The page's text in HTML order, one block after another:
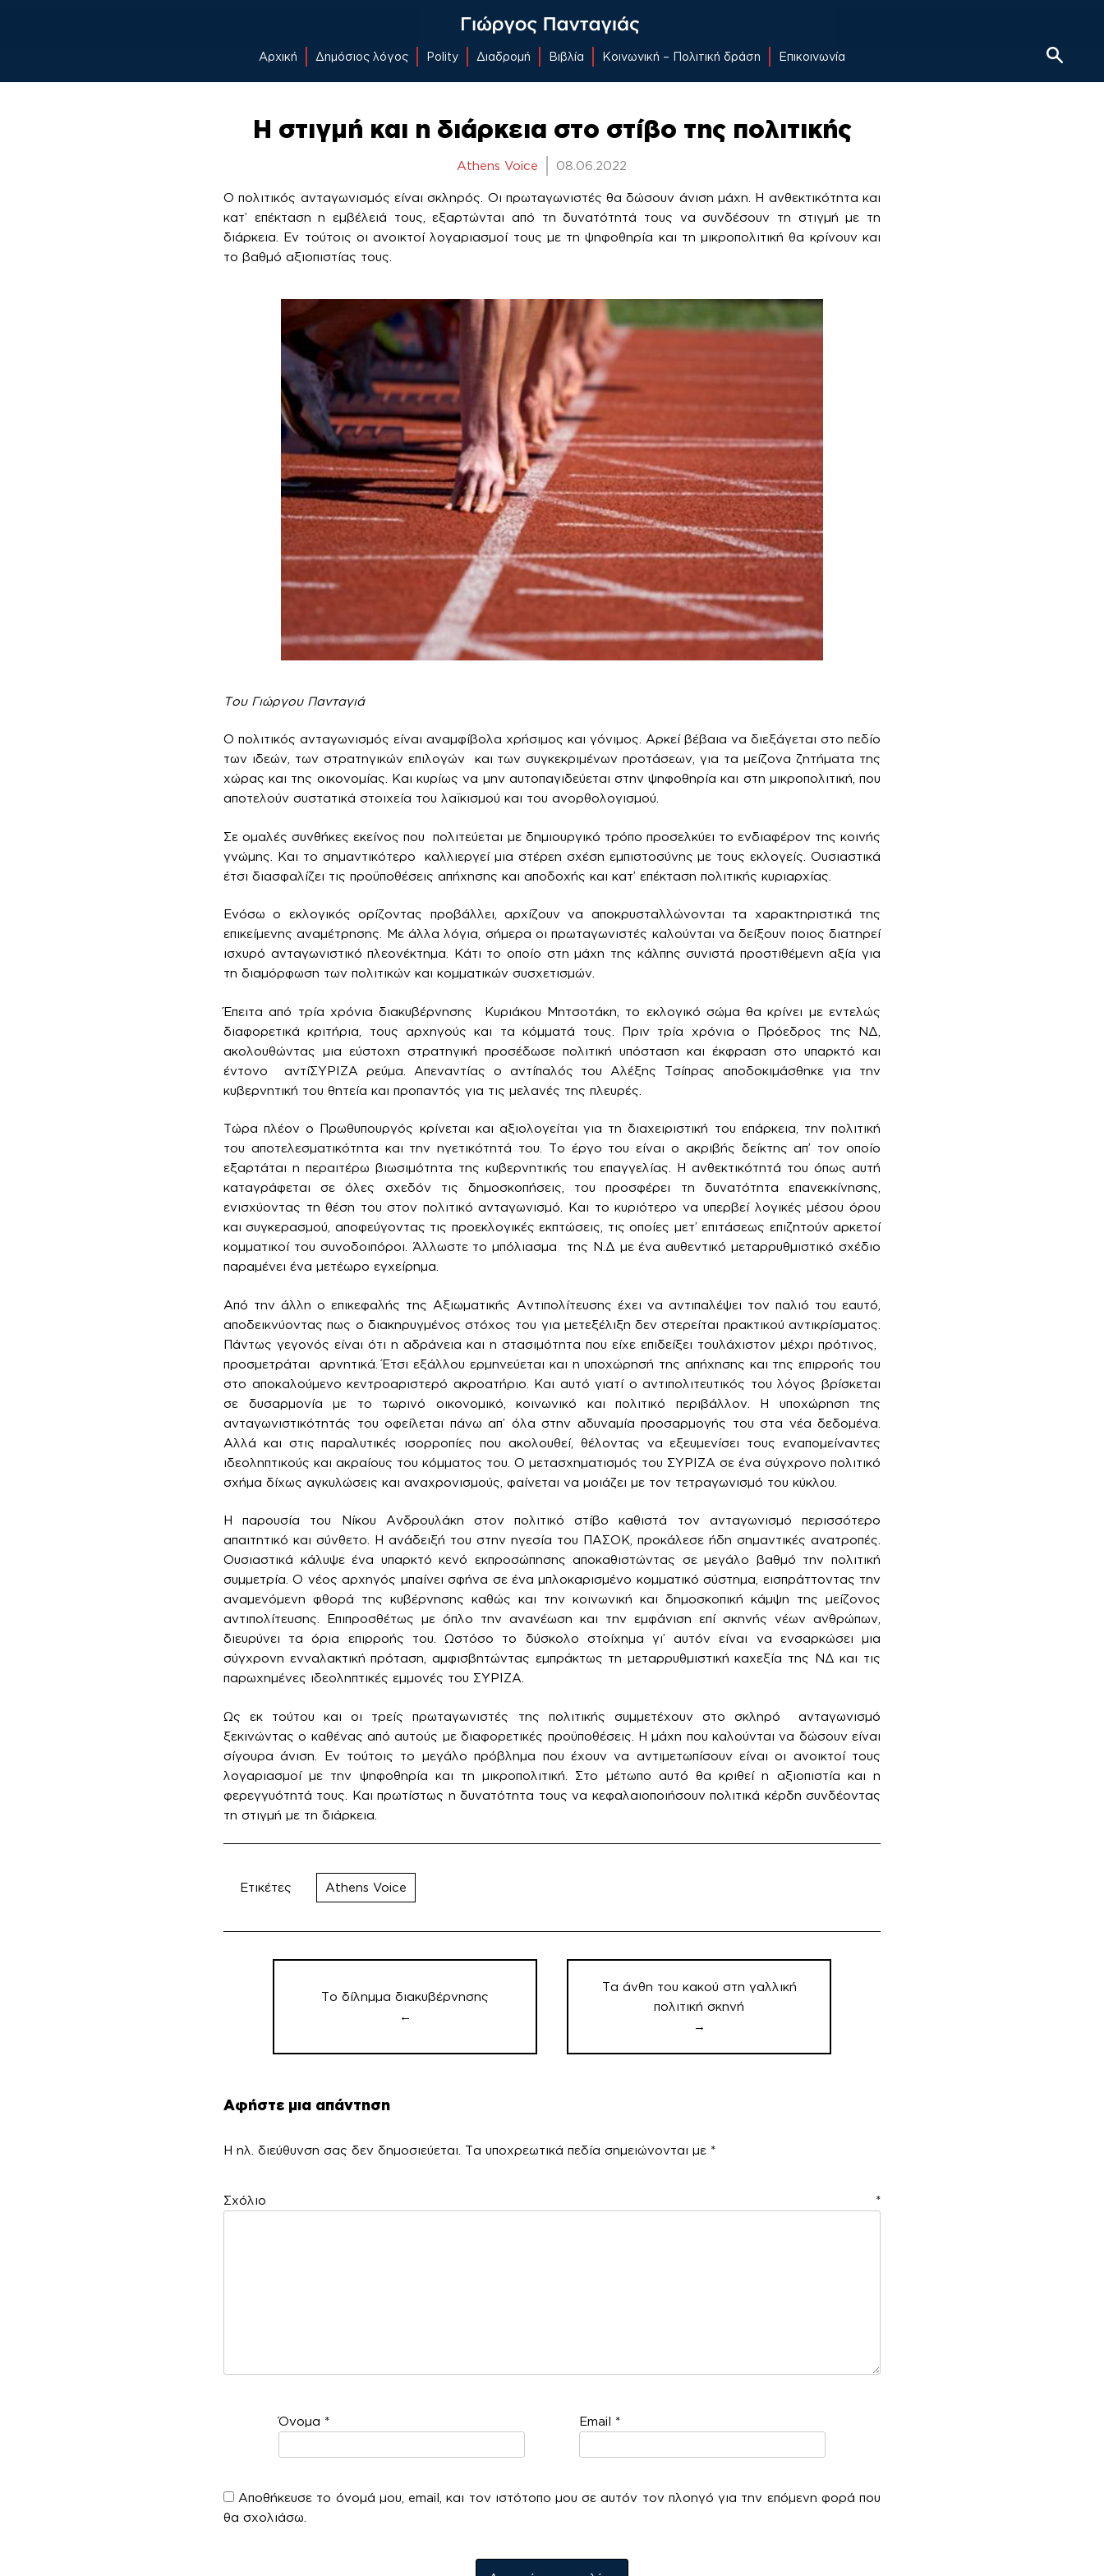
Αρχική Δημόσιος λόγος Polity Διαδρομή Βιβλία Κοινωνική – Πολιτική δράση Επικοινωνία
Η στιγμή και η διάρκεια στο στίβο της πολιτικής
Athens Voice 08.06.2022
Ο πολιτικός ανταγωνισμός είναι σκληρός. Οι πρωταγωνιστές θα δώσουν άνιση μάχη. Η ανθεκτικότητα και
κατ’ επέκταση η εμβέλειά τους, εξαρτώνται από τη δυνατότητά τους να συνδέσουν τη στιγμή με τη
διάρκεια. Εν τούτοις οι ανοικτοί λογαριασμοί τους με τη ψηφοθηρία και τη μικροπολιτική θα κρίνουν και
το βαθμό αξιοπιστίας τους.
Του Γιώργου Πανταγιά
Ο πολιτικός ανταγωνισμός είναι αναμφίβολα χρήσιμος και γόνιμος. Αρκεί βέβαια να διεξάγεται στο πεδίο
των ιδεών, των στρατηγικών επιλογών και των συγκεκριμένων προτάσεων, για τα μείζονα ζητήματα της
χώρας και της οικονομίας. Και κυρίως να μην αυτοπαγιδεύεται στην ψηφοθηρία και στη μικροπολιτική, που
αποτελούν συστατικά στοιχεία του λαϊκισμού και του ανορθολογισμού.
Σε ομαλές συνθήκες εκείνος που πολιτεύεται με δημιουργικό τρόπο προσελκύει το ενδιαφέρον της κοινής
γνώμης. Και το σημαντικότερο καλλιεργεί μια στέρεη σχέση εμπιστοσύνης με τους εκλογείς. Ουσιαστικά
έτσι διασφαλίζει τις προϋποθέσεις απήχησης και αποδοχής και κατ’ επέκταση πολιτικής κυριαρχίας.
Ενόσω ο εκλογικός ορίζοντας προβάλλει, αρχίζουν να αποκρυσταλλώνονται τα χαρακτηριστικά της
επικείμενης αναμέτρησης. Με άλλα λόγια, σήμερα οι πρωταγωνιστές καλούνται να δείξουν ποιος διατηρεί
ισχυρό ανταγωνιστικό πλεονέκτημα. Κάτι το οποίο στη μάχη της κάλπης συνιστά προστιθέμενη αξία για
τη διαμόρφωση των πολιτικών και κομματικών συσχετισμών.
Έπειτα από τρία χρόνια διακυβέρνησης Κυριάκου Μητσοτάκη, το εκλογικό σώμα θα κρίνει με εντελώς
διαφορετικά κριτήρια, τους αρχηγούς και τα κόμματά τους. Πριν τρία χρόνια ο Πρόεδρος της ΝΔ,
ακολουθώντας μια εύστοχη στρατηγική προσέδωσε πολιτική υπόσταση και έκφραση στο υπαρκτό και
έντονο αντίΣΥΡΙΖΑ ρεύμα. Απεναντίας ο αντίπαλός του Αλέξης Τσίπρας αποδοκιμάσθηκε για την
κυβερνητική του θητεία και προπαντός για τις μελανές της πλευρές.
Τώρα πλέον ο Πρωθυπουργός κρίνεται και αξιολογείται για τη διαχειριστική του επάρκεια, την πολιτική
του αποτελεσματικότητα και την ηγετικότητά του. Το έργο του είναι ο ακριβής δείκτης απ’ τον οποίο
εξαρτάται η περαιτέρω βιωσιμότητα της κυβερνητικής του επαγγελίας. Η ανθεκτικότητά του όπως αυτή
καταγράφεται σε όλες σχεδόν τις δημοσκοπήσεις, του προσφέρει τη δυνατότητα επανεκκίνησης,
ενισχύοντας τη θέση του στον πολιτικό ανταγωνισμό. Και το κυριότερο να υπερβεί λογικές μέσου όρου
και συγκερασμού, αποφεύγοντας τις προεκλογικές εκπτώσεις, τις οποίες μετ’ επιτάσεως επιζητούν αρκετοί
κομματικοί του συνοδοιπόροι. Άλλωστε το μπόλιασμα της Ν.Δ με ένα αυθεντικό μεταρρυθμιστικό σχέδιο
παραμένει ένα μετέωρο εγχείρημα.
Από την άλλη ο επικεφαλής της Αξιωματικής Αντιπολίτευσης έχει να αντιπαλέψει τον παλιό του εαυτό,
αποδεικνύοντας πως ο διακηρυγμένος στόχος του για μετεξέλιξη δεν στερείται πρακτικού αντικρίσματος.
Πάντως γεγονός είναι ότι η αδράνεια και η στασιμότητα που είχε επιδείξει τουλάχιστον μέχρι πρότινος,
προσμετράται αρνητικά. Έτσι εξάλλου ερμηνεύεται και η υποχώρησή της απήχησης και της επιρροής του
στο αποκαλούμενο κεντροαριστερό ακροατήριο. Και αυτό γιατί ο αντιπολιτευτικός του λόγος βρίσκεται
σε δυσαρμονία με το τωρινό οικονομικό, κοινωνικό και πολιτικό περιβάλλον. Η υποχώρηση της
ανταγωνιστικότητάς του οφείλεται πάνω απ’ όλα στην αδυναμία προσαρμογής του στα νέα δεδομένα.
Αλλά και στις παραλυτικές ισορροπίες που ακολουθεί, θέλοντας να εξευμενίσει τους εναπομείναντες
ιδεοληπτικούς και ακραίους του κόμματος του. Ο μετασχηματισμός του ΣΥΡΙΖΑ σε ένα σύγχρονο πολιτικό
σχήμα δίχως αγκυλώσεις και αναχρονισμούς, φαίνεται να μοιάζει με τον τετραγωνισμό του κύκλου.
Η παρουσία του Νίκου Ανδρουλάκη στον πολιτικό στίβο καθιστά τον ανταγωνισμό περισσότερο
απαιτητικό και σύνθετο. Η ανάδειξή του στην ηγεσία του ΠΑΣΟΚ, προκάλεσε ήδη σημαντικές ανατροπές.
Ουσιαστικά κάλυψε ένα υπαρκτό κενό εκπροσώπησης αποκαθιστώντας σε μεγάλο βαθμό την πολιτική
συμμετρία. Ο νέος αρχηγός μπαίνει σφήνα σε ένα μπλοκαρισμένο κομματικό σύστημα, εισπράττοντας την
αναμενόμενη φθορά της κυβέρνησης καθώς και την κοινωνική και δημοσκοπική κάμψη της μείζονος
αντιπολίτευσης. Επιπροσθέτως με όπλο την ανανέωση και την εμφάνιση επί σκηνής νέων ανθρώπων,
διευρύνει τα όρια επιρροής του. Ωστόσο το δύσκολο στοίχημα γι’ αυτόν είναι να ενσαρκώσει μια
σύγχρονη ενναλακτική πρόταση, αμφισβητώντας εμπράκτως τη μεταρρυθμιστική καχεξία της ΝΔ και τις
παρωχημένες ιδεοληπτικές εμμονές του ΣΥΡΙΖΑ.
Ως εκ τούτου και οι τρείς πρωταγωνιστές της πολιτικής συμμετέχουν στο σκληρό ανταγωνισμό
ξεκινώντας ο καθένας από αυτούς με διαφορετικές προϋποθέσεις. Η μάχη που καλούνται να δώσουν είναι
σίγουρα άνιση. Εν τούτοις το μεγάλο πρόβλημα που έχουν να αντιμετωπίσουν είναι οι ανοικτοί τους
λογαριασμοί με την ψηφοθηρία και τη μικροπολιτική. Στο μέτωπο αυτό θα κριθεί η αξιοπιστία και η
φερεγγυότητά τους. Και πρωτίστως η δυνατότητα τους να κεφαλαιοποιήσουν πολιτικά κέρδη συνδέοντας
τη στιγμή με τη διάρκεια.
Ετικέτες Athens Voice
Πλοήγηση
Το δίλημμα διακυβέρνησης
←
Τα άνθη του κακού στη γαλλική
πολιτική σκηνή
→
Αφήστε μια απάντηση
Η ηλ. διεύθυνση σας δεν δημοσιεύεται. Τα υποχρεωτικά πεδία σημειώνονται με *
Σχόλιο *
Όνομα * Email *
Αποθήκευσε το όνομά μου, email, και τον ιστότοπο μου σε αυτόν τον πλοηγό για την επόμενη φορά που
θα σχολιάσω.